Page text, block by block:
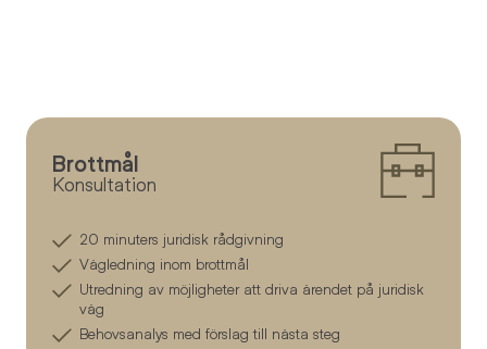
Brottmål
Konsultation
20 minuters juridisk rådgivning
Vägledning inom brottmål
Utredning av möjligheter att driva ärendet på juridisk
väg
Behovsanalys med förslag till nästa steg